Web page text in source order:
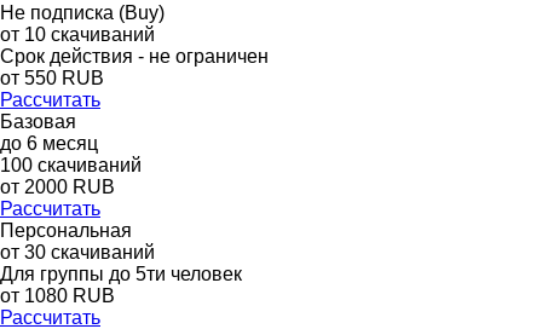
Не подписка (Buy)
от 10 скачиваний
Срок действия - не ограничен
от 550 RUB
Рассчитать
Базовая
до 6 месяц
100 скачиваний
от 2000 RUB
Рассчитать
Персональная
от 30 скачиваний
Для группы до 5ти человек
от 1080 RUB
Рассчитать